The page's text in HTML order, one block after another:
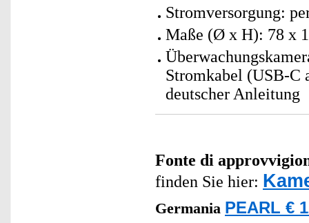
Stromversorgung:
Maße (Ø x H): 78 x
Stromkabel (USB-C
deutscher Anleitung
Fonte di
finden Sie hier:
Germania PEARL €